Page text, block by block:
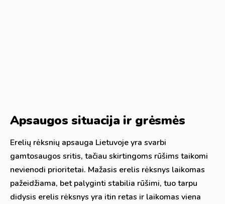
Apsaugos situacija ir grėsmės
Erelių rėksnių apsauga Lietuvoje yra svarbi
gamtosaugos sritis, tačiau skirtingoms rūšims taikomi
nevienodi prioritetai. Mažasis erelis rėksnys laikomas
pažeidžiama, bet palyginti stabilia rūšimi, tuo tarpu
didysis erelis rėksnys yra itin retas ir laikomas viena